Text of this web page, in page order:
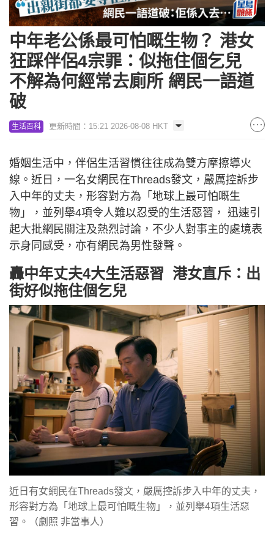
中年老公係最可怕嘅生物？ 港女
狂踩伴侶4宗罪：似拖住個乞兒
不解為何經常去廁所 網民一語道
破
生活百科 更新時間：15:21 2026-08-08 HKT
婚姻生活中，伴侶生活習慣往往成為雙方摩擦導火
線。近日，一名女網民在Threads發文，嚴厲控訴步
入中年的丈夫，形容對方為「地球上最可怕嘅生
物」，並列舉4項令人難以忍受的生活惡習， 迅速引
起大批網民關注及熱烈討論，不少人對事主的處境表
示身同感受，亦有網民為男性發聲。
轟中年丈夫4大生活惡習 港女直斥：出
街好似拖住個乞兒
近日有女網民在Threads發文，嚴厲控訴步入中年的丈夫，
形容對方為「地球上最可怕嘅生物」，並列舉4項生活惡
習。（劇照 非當事人）